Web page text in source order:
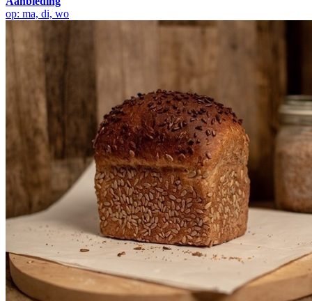
op: ma, di, wo